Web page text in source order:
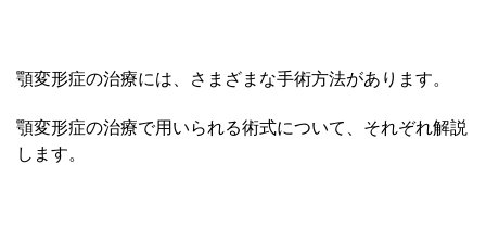
顎変形症の治療には、さまざまな手術方法があります。
顎変形症の治療で用いられる術式について、それぞれ解説
します。